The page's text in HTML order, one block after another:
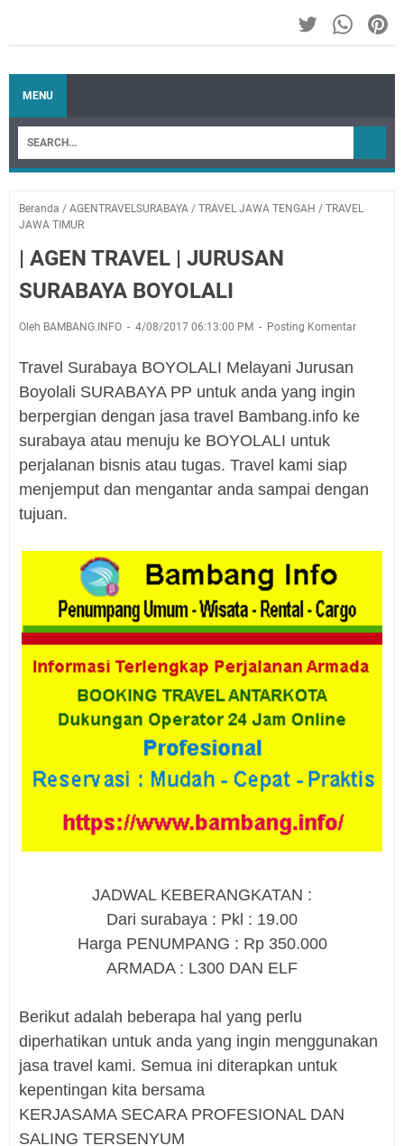
MENU
Beranda / AGENTRAVELSURABAYA / TRAVEL JAWA TENGAH / TRAVEL
JAWA TIMUR
| AGEN TRAVEL | JURUSAN
SURABAYA BOYOLALI
Oleh BAMBANG.INFO 4/08/2017 06:13:00 PM Posting Komentar
Travel Surabaya BOYOLALI Melayani Jurusan
Boyolali SURABAYA PP untuk anda yang ingin
berpergian dengan jasa travel Bambang.info ke
surabaya atau menuju ke BOYOLALI untuk
perjalanan bisnis atau tugas. Travel kami siap
menjemput dan mengantar anda sampai dengan
tujuan.
JADWAL KEBERANGKATAN :
Dari surabaya : Pkl : 19.00
Harga PENUMPANG : Rp 350.000
ARMADA : L300 DAN ELF
Berikut adalah beberapa hal yang perlu
diperhatikan untuk anda yang ingin menggunakan
jasa travel kami. Semua ini diterapkan untuk
kepentingan kita bersama
KERJASAMA SECARA PROFESIONAL DAN
SALING TERSENYUM